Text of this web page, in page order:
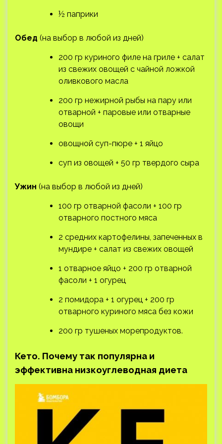
½ паприки
Обед (на выбор в любой из дней)
200 гр куриного филе на гриле + салат
из свежих овощей с чайной ложкой
оливкового масла
200 гр нежирной рыбы на пару или
отварной + паровые или отварные
овощи
овощной суп-пюре + 1 яйцо
суп из овощей + 50 гр твердого сыра
Ужин (на выбор в любой из дней)
100 гр отварной фасоли + 100 гр
отварного постного мяса
2 средних картофелины, запеченных в
мундире + салат из свежих овощей
1 отварное яйцо + 200 гр отварной
фасоли + 1 огурец
2 помидора + 1 огурец + 200 гр
отварного куриного мяса без кожи
200 гр тушеных морепродуктов.
Кето. Почему так популярна и
эффективна низкоуглеводная диета